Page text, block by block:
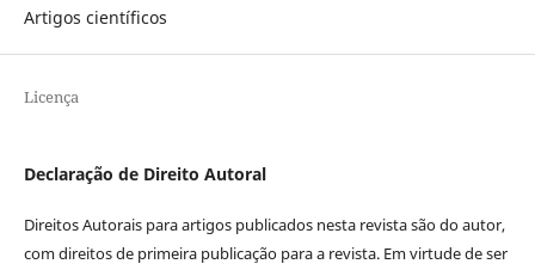
Artigos científicos
Licença
Declaração de Direito Autoral
Direitos Autorais para artigos publicados nesta revista são do autor,
com direitos de primeira publicação para a revista. Em virtude de ser